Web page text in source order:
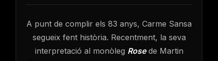
A punt de complir els 83 anys, Carme Sansa
segueix fent història. Recentment, la seva
interpretació al monòleg Rosede Martin